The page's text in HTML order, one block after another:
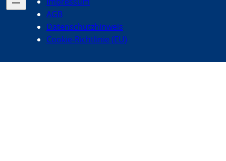
AGB
Datenschutzhinweis
Cookie-Richtlinie (EU)